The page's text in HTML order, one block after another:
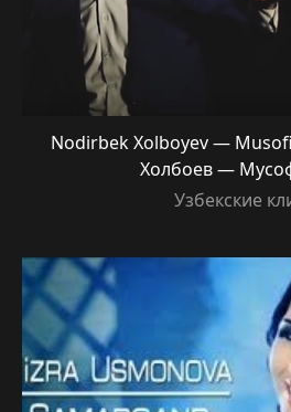
Nodirbek Xolboyev —
Холбоев —
Узбекские